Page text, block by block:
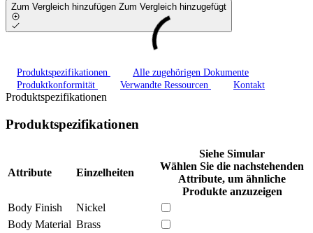
Zum Vergleich hinzufügen Zum Vergleich hinzugefügt
Produktspezifikationen
Alle zugehörigen Dokumente
Produktkonformität
Verwandte Ressourcen Kontakt
Produktspezifikationen
Produktspezifikationen
Attribute Einzelheiten
Siehe Simular
Wählen Sie die nachstehenden
Attribute, um ähnliche
Produkte anzuzeigen
Body Finish
Nickel
Body Material Brass